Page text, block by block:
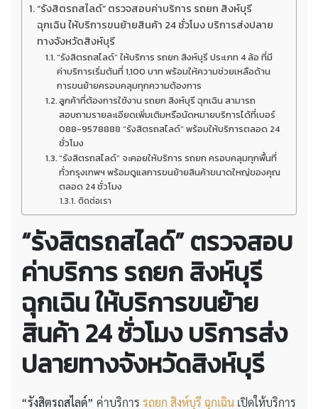
“รังสิตรถสไลด์” ตรวจสอบค่าบริการ รถยก สิงห์บุรี
ฉุกเฉิน ให้บริการขนย้ายสินค้า 24 ชั่วโมง บริการส่งปลาย
ทางจังหวัดสิงห์บุรี
“รังสิตรถสไลด์” ให้บริการ รถยก สิงห์บุรี ประเภท 4 ล้อ ที่มี
ค่าบริการเริ่มต้นที่ 1,100 บาท พร้อมให้ความช่วยเหลือด้าน
การขนย้ายครอบคลุมทุกความต้องการ
ลูกค้าที่ต้องการใช้งาน รถยก สิงห์บุรี ฉุกเฉิน สามารถ
สอบถามรายละเอียดเพิ่มเติมหรือนัดหมายบริการได้ที่เบอร์
088-9578888 “รังสิตรถสไลด์” พร้อมให้บริการตลอด 24
ชั่วโมง
“รังสิตรถสไลด์” จะคอยให้บริการ รถยก ครอบคลุมทุกพื้นที่
ทั่วกรุงเทพฯ พร้อมดูแลการขนย้ายสินค้าขนาดใหญ่ของคุณ
ตลอด 24 ชั่วโมง
ติดต่อเรา
“รังสิตรถสไลด์” ตรวจสอบ
ค่าบริการรถยก สิงห์บุรี
ฉุกเฉินให้บริการขนย้าย
สินค้า 24 ชั่วโมง บริการส่ง
ปลายทางจังหวัดสิงห์บุรี
“รังสิตรถสไลด์” ค่าบริการ รถยก สิงห์บุรี ฉุกเฉิน เปิดให้บริการ